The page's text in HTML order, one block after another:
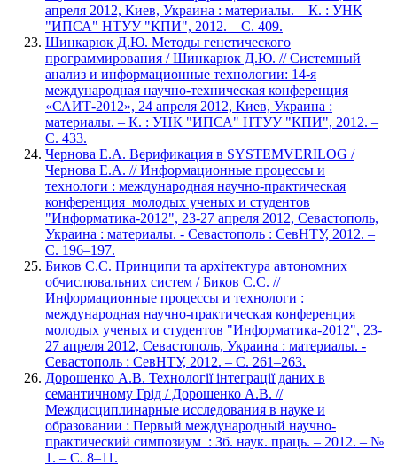
апреля 2012, Киев, Украина : материалы. – К. : УНК
"ИПСА" НТУУ "КПИ", 2012. – С. 409.
Шинкарюк Д.Ю. Методы генетического
программирования / Шинкарюк Д.Ю. // Системный
анализ и информационные технологии: 14-я
международная научно-техническая конференция
«САИТ-2012», 24 апреля 2012, Киев, Украина :
материалы. – К. : УНК "ИПСА" НТУУ "КПИ", 2012. –
С. 433.
Чернова Е.А. Верификация в SYSTEMVERILOG /
Чернова Е.А. // Информационные процессы и
технологи : международная научно-практическая
конференция молодых ученых и студентов
"Информатика-2012", 23-27 апреля 2012, Севастополь,
Украина : материалы. - Севастополь : СевНТУ, 2012. –
С. 196–197.
Биков С.С. Принципи та архітектура автономних
обчислювальних систем / Биков С.С. //
Информационные процессы и технологи :
международная научно-практическая конференция
молодых ученых и студентов "Информатика-2012", 23-
27 апреля 2012, Севастополь, Украина : материалы. -
Севастополь : СевНТУ, 2012. – С. 261–263.
Дорошенко А.В. Технології інтеграції даних в
семантичному Грід / Дорошенко А.В. //
Междисциплинарные исследования в науке и
образовании : Первый международный научно-
практический симпозиум : Зб. наук. праць. – 2012. – №
1. – С. 8–11.